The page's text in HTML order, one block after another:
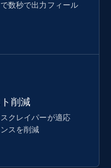
数秒で出力フィール
削減
クレイパーが適応
スを削減